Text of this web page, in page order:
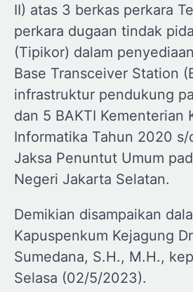
II) atas 3 berkas perkara
perkara dugaan tindak
(Tipikor) dalam
Base Transceiver Station
infrastruktur pendukung
dan 5 BAKTI Kementerian
Informatika Tahun 2020
Jaksa Penuntut Umum
Negeri Jakarta Selatan.
Demikian disampaikan
Kapuspenkum Kejagung
Sumedana, S.H., M.H.,
Selasa (02/5/2023).